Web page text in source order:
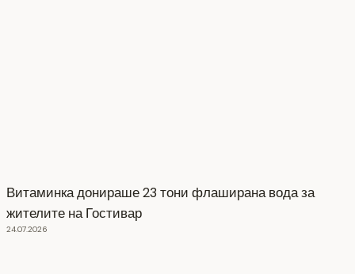
Витаминка донираше 23 тони флаширана вода за
жителите на Гостивар
24.07.2026